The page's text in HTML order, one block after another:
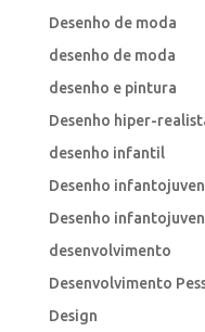
Desenho de moda
desenho de moda
desenho e pintura
Desenho hiper-
desenho infantil
Desenho
Desenho
desenvolvimento
Desenvolvimento
Design